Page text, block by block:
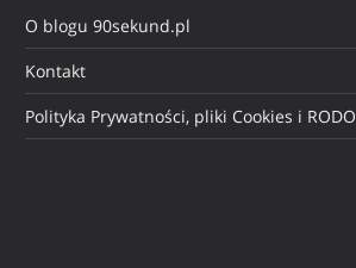
O blogu 90sekund.pl
Kontakt
Polityka Prywatności, pliki Cookies i RODO